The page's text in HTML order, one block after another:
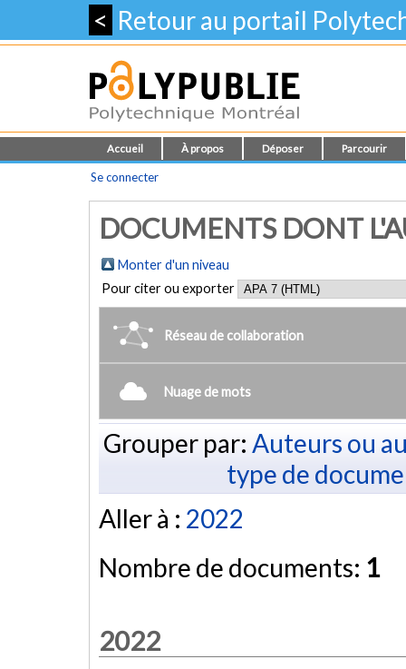
< Retour au portail
Accueil À propos Déposer Parcourir
Se connecter
DOCUMENTS DONT
Monter d'un niveau
Pour citer ou exporter
Réseau de collaboration
Nuage de mots
Grouper par: Auteurs ou
type de
Aller à : 2022
Nombre de documents: 1
2022